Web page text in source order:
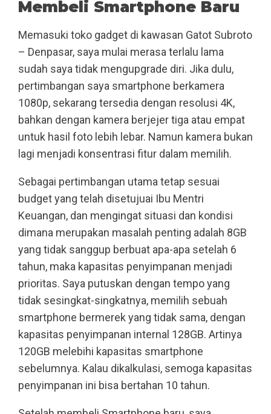
Membeli Smartphone Baru
Memasuki toko gadget di kawasan Gatot Subroto
– Denpasar, saya mulai merasa terlalu lama
sudah saya tidak mengupgrade diri. Jika dulu,
pertimbangan saya smartphone berkamera
1080p, sekarang tersedia dengan resolusi 4K,
bahkan dengan kamera berjejer tiga atau empat
untuk hasil foto lebih lebar. Namun kamera bukan
lagi menjadi konsentrasi fitur dalam memilih.
Sebagai pertimbangan utama tetap sesuai
budget yang telah disetujuai Ibu Mentri
Keuangan, dan mengingat situasi dan kondisi
dimana merupakan masalah penting adalah 8GB
yang tidak sanggup berbuat apa-apa setelah 6
tahun, maka kapasitas penyimpanan menjadi
prioritas. Saya putuskan dengan tempo yang
tidak sesingkat-singkatnya, memilih sebuah
smartphone bermerek yang tidak sama, dengan
kapasitas penyimpanan internal 128GB. Artinya
120GB melebihi kapasitas smartphone
sebelumnya. Kalau dikalkulasi, semoga kapasitas
penyimpanan ini bisa bertahan 10 tahun.